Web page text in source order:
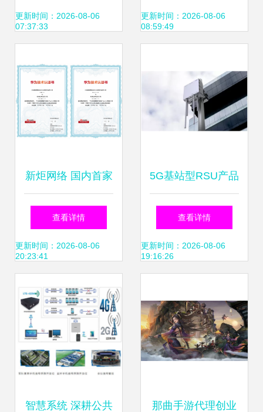
定 网络技术研发驱
更新时间：2026-08-06
07:37:33
基础入门到精通看
更新时间：2026-08-06
08:59:49
新炬网络 国内首家
获得华为GaussDB
全线能力认证，引
高度
查看详情
更新时间：2026-08-06
20:23:41
5G基站型RSU产品
发布 中国移动研究
院联手合作伙伴推
查看详情
更新时间：2026-08-06
19:16:26
智慧系统 深耕公共 那曲手游代理创业